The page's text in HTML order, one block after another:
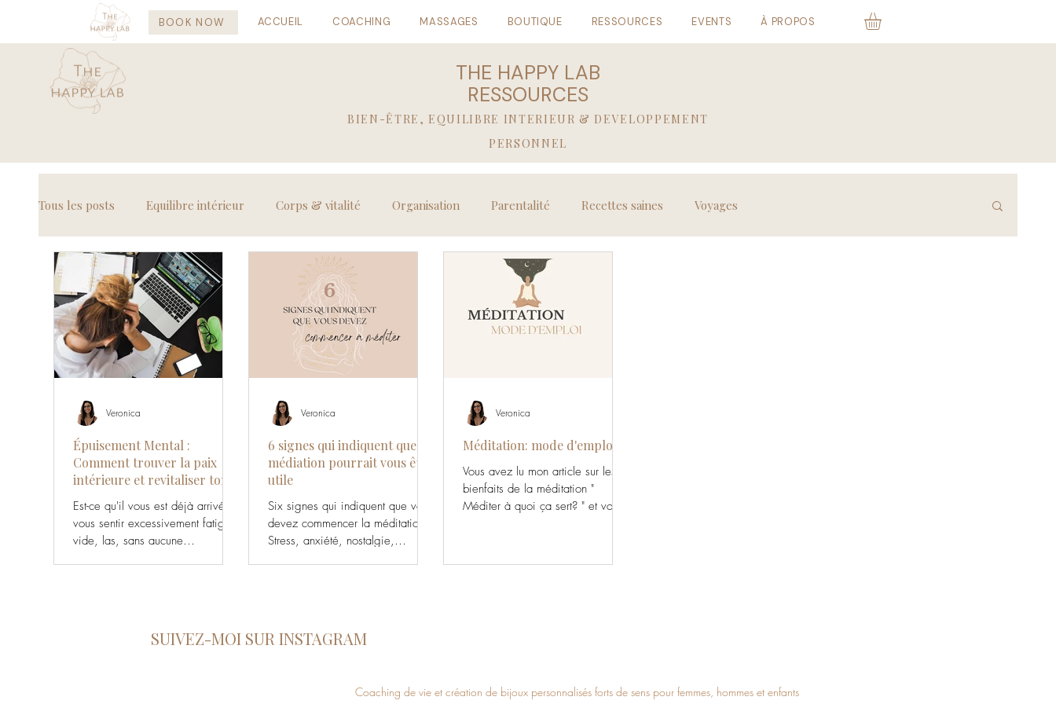
BOOK NOW ACCUEIL COACHING MASSAGES BOUTIQUE RESSOURCES EVENTS À PROPOS
THE HAPPY LAB
RESSOURCES
BIEN-ÊTRE, EQUILIBRE INTERIEUR & DEVELOPPEMENT
PERSONNEL
Tous les posts Equilibre intérieur Corps & vitalité Organisation Parentalité Recettes saines Voyages
Épuisement Mental :
Comment trouver la paix
intérieure et revitaliser ton
Est-ce qu'il vous est déjà arrivé de
vous sentir excessivement fatigué,
vide, las, sans aucune
Veronica
6 signes qui indiquent que la
médiation pourrait vous être
utile
Six signes qui indiquent que vous
devez commencer la méditation.
Stress, anxiété, nostalgie,
Veronica
Méditation: mode d'emploi
Vous avez lu mon article sur les
bienfaits de la méditation "
Méditer à quoi ça sert? " et vous
Veronica
SUIVEZ-MOI SUR INSTAGRAM
Coaching de vie et création de bijoux personnalisés forts de sens pour femmes, hommes et enfants